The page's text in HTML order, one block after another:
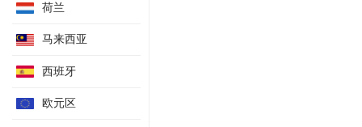
荷兰
马来西亚
西班牙
欧元区